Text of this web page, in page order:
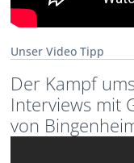
Unser Video Tipp
Der Kampf
Interviews mit
von